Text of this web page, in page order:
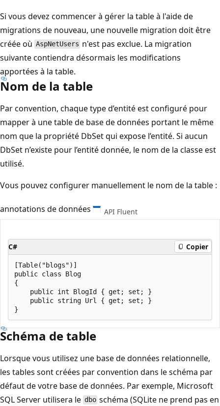
Si vous devez commencer à gérer la table à l'aide de
migrations de nouveau, une nouvelle migration doit être
créée où AspNetUsers n'est pas exclue. La migration
suivante contiendra désormais les modifications
apportées à la table.
Nom de la table
Par convention, chaque type d’entité est configuré pour
mapper à une table de base de données portant le même
nom que la propriété DbSet qui expose l’entité. Si aucun
DbSet n’existe pour l’entité donnée, le nom de la classe est
utilisé.
Vous pouvez configurer manuellement le nom de la table :
annotations de données API Fluent
C# Copier
[Table("blogs")]
public class Blog
{
    public int BlogId { get; set; }
    public string Url { get; set; }
Schéma de table
Lorsque vous utilisez une base de données relationnelle,
les tables sont créées par convention dans le schéma par
défaut de votre base de données. Par exemple, Microsoft
SQL Server utilisera le dbo schéma (SQLite ne prend pas en